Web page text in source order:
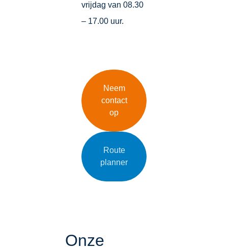
vrijdag van 08.30
– 17.00 uur.
Neem
contact
op
Route
planner
Onze